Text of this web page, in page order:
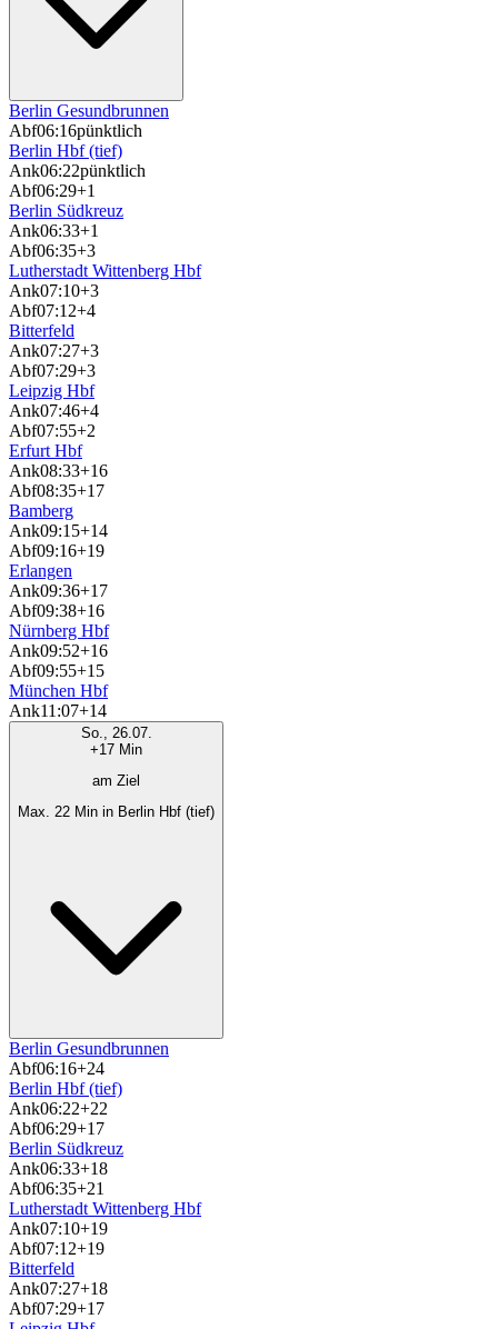
Berlin Gesundbrunnen
Abf06:16pünktlich
Berlin Hbf (tief)
Ank06:22pünktlich
Abf06:29+1
Berlin Südkreuz
Ank06:33+1
Abf06:35+3
Lutherstadt Wittenberg Hbf
Ank07:10+3
Abf07:12+4
Bitterfeld
Ank07:27+3
Abf07:29+3
Leipzig Hbf
Ank07:46+4
Abf07:55+2
Erfurt Hbf
Ank08:33+16
Abf08:35+17
Bamberg
Ank09:15+14
Abf09:16+19
Erlangen
Ank09:36+17
Abf09:38+16
Nürnberg Hbf
Ank09:52+16
Abf09:55+15
München Hbf
Ank11:07+14
So., 26.07.
+17 Min
am Ziel
Max. 22 Min in Berlin Hbf (tief)
Berlin Gesundbrunnen
Abf06:16+24
Berlin Hbf (tief)
Ank06:22+22
Abf06:29+17
Berlin Südkreuz
Ank06:33+18
Abf06:35+21
Lutherstadt Wittenberg Hbf
Ank07:10+19
Abf07:12+19
Bitterfeld
Ank07:27+18
Abf07:29+17